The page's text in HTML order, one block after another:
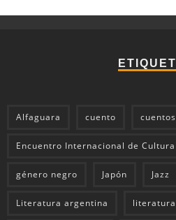
Alfaguara cuento cuentos
Encuentro Internacional de Cultura
género negro Japón Jazz
Literatura argentina